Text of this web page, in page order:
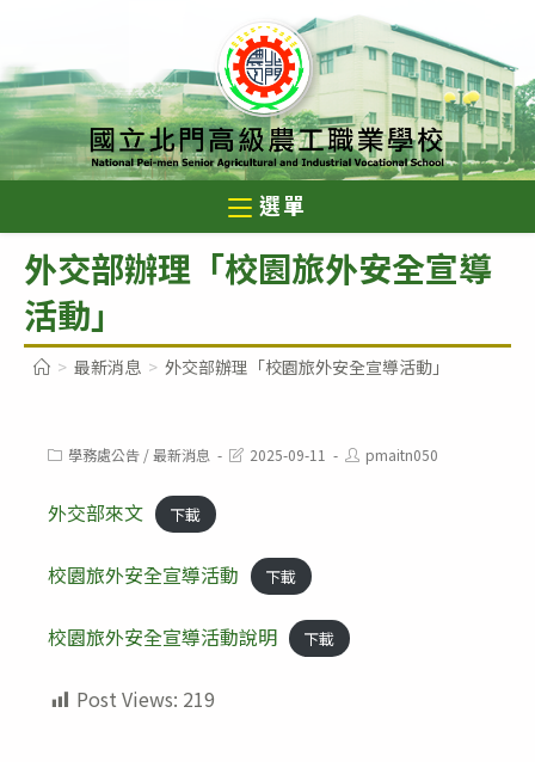
至
主
要
內
選單
外交部辦理「校園旅外安全宣導
活動」
> 最新消息 > 外交部辦理「校園旅外安全宣導活動」
Post學務處公告 /最新消息
Post2025-09-11
Post
author:
pmaitn050
外交部來文 下載
校園旅外安全宣導活動 下載
校園旅外安全宣導活動說明 下載
Post Views: 219